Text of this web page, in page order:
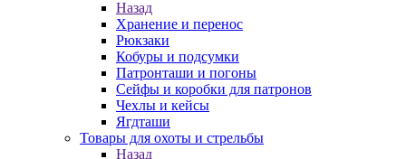
Назад
Хранение и перенос
Рюкзаки
Кобуры и подсумки
Патронташи и погоны
Сейфы и коробки для патронов
Чехлы и кейсы
Ягдташи
Товары для охоты и стрельбы
Назад